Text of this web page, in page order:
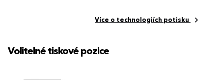
Více o technologiích potisku
Volitelné tiskové pozice